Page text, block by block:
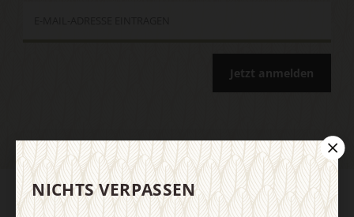
Jetzt anmelden
AGB und Widerrufsbelehrung Datenschutz
Barrierefreiheit
Impressum
NICHTS VERPASSEN